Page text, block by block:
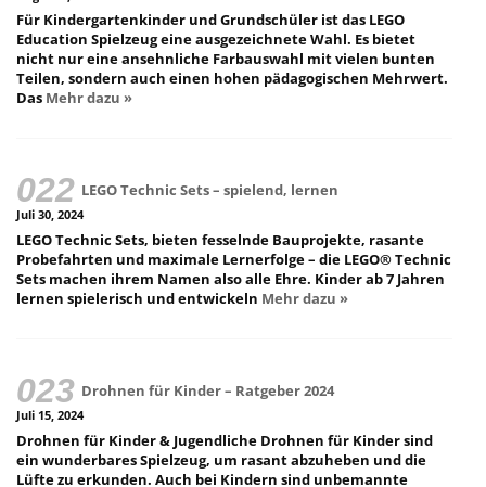
Für Kindergartenkinder und Grundschüler ist das LEGO
Education Spielzeug eine ausgezeichnete Wahl. Es bietet
nicht nur eine ansehnliche Farbauswahl mit vielen bunten
Teilen, sondern auch einen hohen pädagogischen Mehrwert.
Das Mehr dazu »
LEGO Technic Sets – spielend, lernen
Juli 30, 2024
LEGO Technic Sets, bieten fesselnde Bauprojekte, rasante
Probefahrten und maximale Lernerfolge – die LEGO® Technic
Sets machen ihrem Namen also alle Ehre. Kinder ab 7 Jahren
lernen spielerisch und entwickeln Mehr dazu »
Drohnen für Kinder – Ratgeber 2024
Juli 15, 2024
Drohnen für Kinder & Jugendliche Drohnen für Kinder sind
ein wunderbares Spielzeug, um rasant abzuheben und die
Lüfte zu erkunden. Auch bei Kindern sind unbemannte